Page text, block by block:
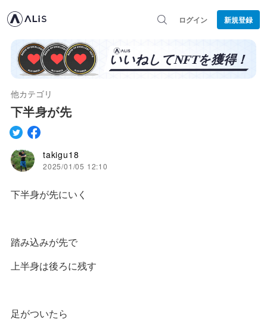
ログイン 新規登録
他カテゴリ
下半身が先
takigu18
2025/01/05 12:10
下半身が先にいく
踏み込みが先で
上半身は後ろに残す
足がついたら